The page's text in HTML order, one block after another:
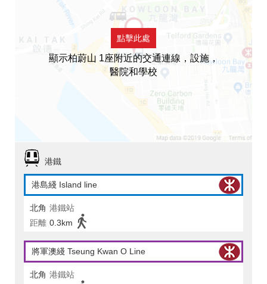
點擊此處
顯示柏蔚山 1座附近的交通連線，設施，
醫院和學校
港鐵
港島綫 Island line
北角 港鐵站
距離 0.3km
將軍澳綫 Tseung Kwan O Line
北角 港鐵站